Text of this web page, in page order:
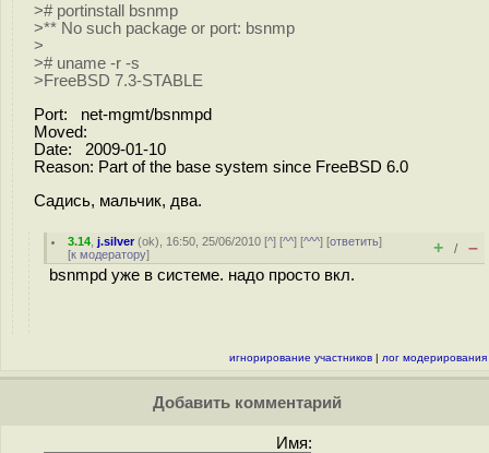
># portinstall bsnmp
>** No such package or port: bsnmp
>
># uname -r -s
>FreeBSD 7.3-STABLE
Port: net-mgmt/bsnmpd
Moved:
Date: 2009-01-10
Reason: Part of the base system since FreeBSD 6.0
Садись, мальчик, два.
3.14 ,j.silver(ok), 16:50, 25/06/2010 [^] [^^] [^^^] [ответить]
[к модератору] + / –
bsnmpd уже в системе. надо просто вкл.
игнорирование участников | лог модерирования
Добавить комментарий
Имя: